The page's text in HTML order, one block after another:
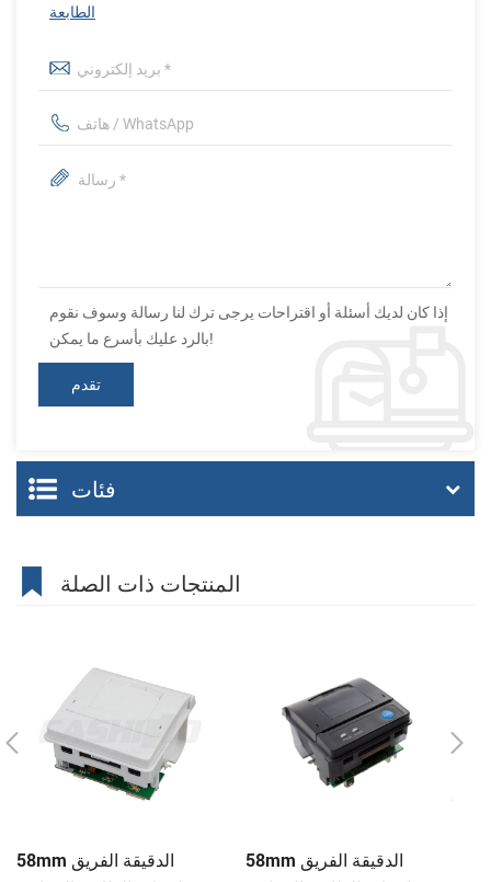
الطابعة
إذا كان لديك أسئلة أو اقتراحات يرجى ترك لنا رسالة وسوف نقوم
بالرد عليك بأسرع ما يمكن!
فئات
المنتجات ذات الصلة
58mm الدقيقة الفريق
58mm الدقيقة الفريق